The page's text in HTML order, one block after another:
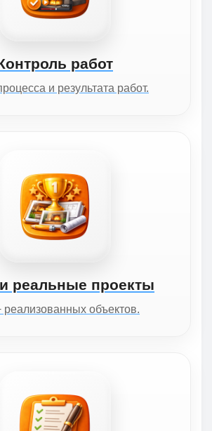
работ
и результата работ.
реальные проекты
реализованных объектов.